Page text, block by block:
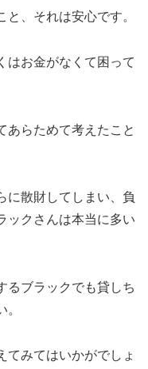
、それは安心です。
はお金がなくて困って
あらためて考えたこと
に散財してしまい、負
ックさんは本当に多い
るブラックでも貸しち
てみてはいかがでしょ